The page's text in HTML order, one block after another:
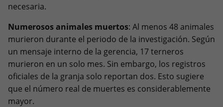
necesaria.
Numerosos animales muertos: Al menos 48 animales
murieron durante el periodo de la investigación. Según
un mensaje interno de la gerencia, 17 terneros
murieron en un solo mes. Sin embargo, los registros
oficiales de la granja solo reportan dos. Esto sugiere
que el número real de muertes es considerablemente
mayor.